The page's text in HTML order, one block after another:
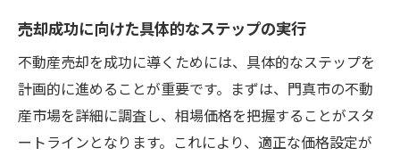
売却成功に向けた具体的なステップの実行
不動産売却を成功に導くためには、具体的なステップを
計画的に進めることが重要です。まずは、門真市の不動
産市場を詳細に調査し、相場価格を把握することがスタ
ートラインとなります。これにより、適正な価格設定が